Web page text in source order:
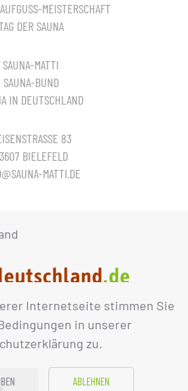
Internetseite stimmen Sie
in unserer
zu.
ABLEHNEN
MEISTERSCHAFT
DER SAUNA
SAUNA-MATTI
SAUNA-BUND
IN DEUTSCHLAND
83
BIELEFELD
MATTI.DE
IMPRESSUM DATENSCHUTZ